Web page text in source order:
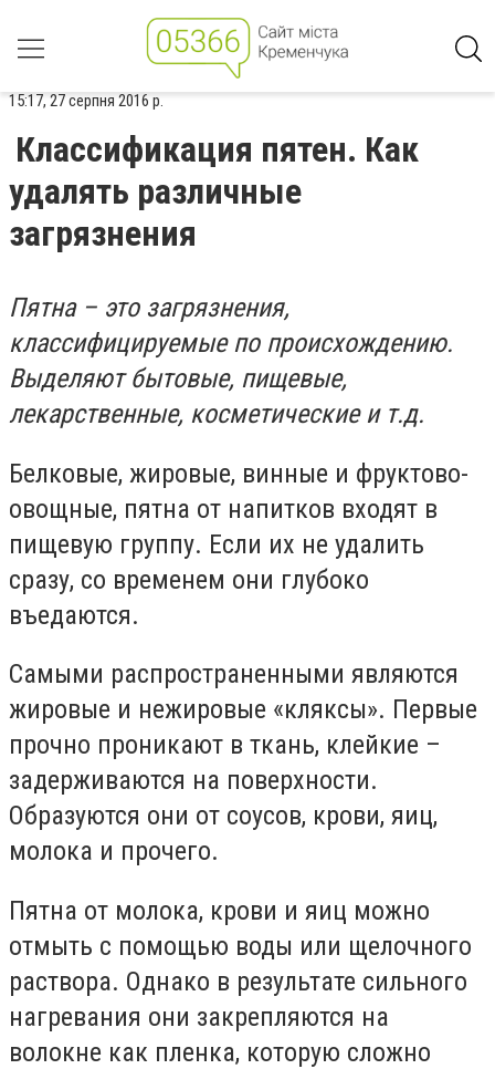
15:17, 27 серпня 2016 р.
Классификация пятен. Как
удалять различные
загрязнения
Пятна – это загрязнения,
классифицируемые по происхождению.
Выделяют бытовые, пищевые,
лекарственные, косметические и т.д.
Белковые, жировые, винные и фруктово-
овощные, пятна от напитков входят в
пищевую группу. Если их не удалить
сразу, со временем они глубоко
въедаются.
Самыми распространенными являются
жировые и нежировые «кляксы». Первые
прочно проникают в ткань, клейкие –
задерживаются на поверхности.
Образуются они от соусов, крови, яиц,
молока и прочего.
Пятна от молока, крови и яиц можно
отмыть с помощью воды или щелочного
раствора. Однако в результате сильного
нагревания они закрепляются на
волокне как пленка, которую сложно